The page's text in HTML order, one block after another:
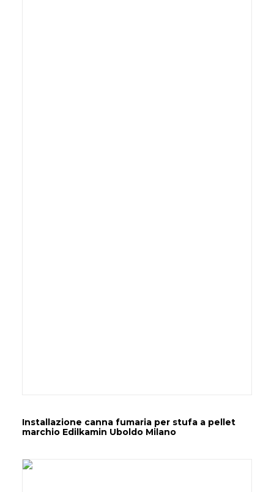
Installazione canna fumaria per stufa a pellet
marchio Edilkamin Uboldo Milano